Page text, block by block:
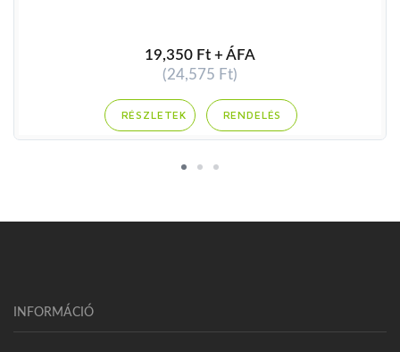
19,350 Ft + ÁFA
(24,575 Ft)
RENDELÉS
INFORMÁCIÓ